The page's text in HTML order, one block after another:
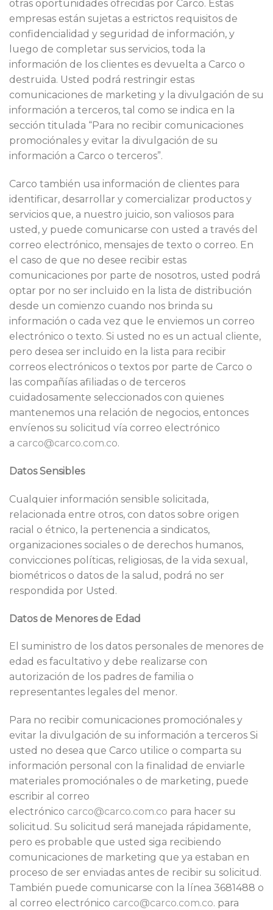
otras oportunidades ofrecidas por Carco. Estas
empresas están sujetas a estrictos requisitos de
confidencialidad y seguridad de información, y
luego de completar sus servicios, toda la
información de los clientes es devuelta a Carco o
destruida. Usted podrá restringir estas
comunicaciones de marketing y la divulgación de su
información a terceros, tal como se indica en la
sección titulada “Para no recibir comunicaciones
promociónales y evitar la divulgación de su
información a Carco o terceros”.
Carco también usa información de clientes para
identificar, desarrollar y comercializar productos y
servicios que, a nuestro juicio, son valiosos para
usted, y puede comunicarse con usted a través del
correo electrónico, mensajes de texto o correo. En
el caso de que no desee recibir estas
comunicaciones por parte de nosotros, usted podrá
optar por no ser incluido en la lista de distribución
desde un comienzo cuando nos brinda su
información o cada vez que le enviemos un correo
electrónico o texto. Si usted no es un actual cliente,
pero desea ser incluido en la lista para recibir
correos electrónicos o textos por parte de Carco o
las compañías afiliadas o de terceros
cuidadosamente seleccionados con quienes
mantenemos una relación de negocios, entonces
envíenos su solicitud vía correo electrónico
a carco@carco.com.co.
Datos Sensibles
Cualquier información sensible solicitada,
relacionada entre otros, con datos sobre origen
racial o étnico, la pertenencia a sindicatos,
organizaciones sociales o de derechos humanos,
convicciones políticas, religiosas, de la vida sexual,
biométricos o datos de la salud, podrá no ser
respondida por Usted.
Datos de Menores de Edad
El suministro de los datos personales de menores de
edad es facultativo y debe realizarse con
autorización de los padres de familia o
representantes legales del menor.
Para no recibir comunicaciones promociónales y
evitar la divulgación de su información a terceros Si
usted no desea que Carco utilice o comparta su
información personal con la finalidad de enviarle
materiales promociónales o de marketing, puede
escribir al correo
electrónico carco@carco.com.co para hacer su
solicitud. Su solicitud será manejada rápidamente,
pero es probable que usted siga recibiendo
comunicaciones de marketing que ya estaban en
proceso de ser enviadas antes de recibir su solicitud.
También puede comunicarse con la línea 3681488 o
al correo electrónico carco@carco.com.co. para